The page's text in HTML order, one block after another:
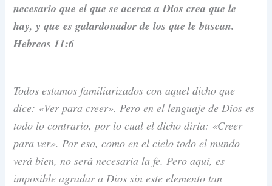
necesario que el que se acerca a Dios crea que le
hay, y que es galardonador de los que le buscan.
Hebreos 11:6
Todos estamos familiarizados con aquel dicho que
dice: «Ver para creer». Pero en el lenguaje de Dios es
todo lo contrario, por lo cual el dicho diría: «Creer
para ver». Por eso, como en el cielo todo el mundo
verá bien, no será necesaria la fe. Pero aquí, es
imposible agradar a Dios sin este elemento tan